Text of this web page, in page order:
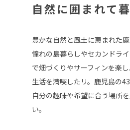
自然に囲まれて
豊かな自然と風土に恵まれた鹿
憧れの島暮らしやセカンドラ
で畑づくりやサーフィンを楽
生活を満喫したリ。鹿児島の
自分の趣味や希望に合う場所
い。